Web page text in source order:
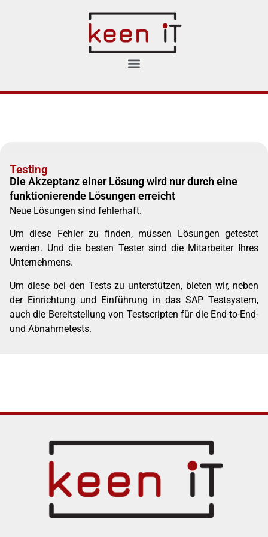
Testing
Die Akzeptanz einer Lösung wird nur durch eine
funktionierende Lösungen erreicht
Neue Lösungen sind fehlerhaft.
Um diese Fehler zu finden, müssen Lösungen getestet
werden. Und die besten Tester sind die Mitarbeiter Ihres
Unternehmens.
Um diese bei den Tests zu unterstützen, bieten wir, neben
der Einrichtung und Einführung in das SAP Testsystem,
auch die Bereitstellung von Testscripten für die End-to-End-
und Abnahmetests.